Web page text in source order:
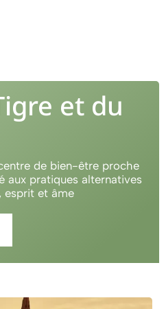
et du
de bien-être proche
aux pratiques alternatives
esprit et âme